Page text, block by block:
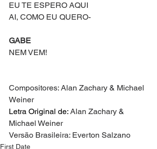
EU TE ESPERO AQUI
AI, COMO EU QUERO-
GABE
NEM VEM!
Compositores: Alan Zachary & Michael
Weiner
Letra Original de: Alan Zachary &
Michael Weiner
Versão Brasileira: Everton Salzano
First Date